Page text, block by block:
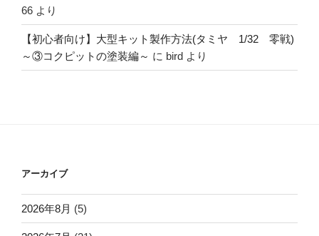
66 より
【初心者向け】大型キット製作方法(タミヤ 1/32 零戦)
～③コクピットの塗装編～ に bird より
アーカイブ
2026年8月 (5)